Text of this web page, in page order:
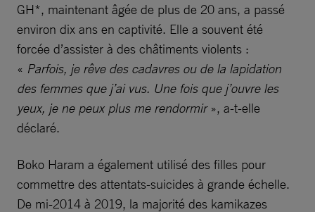
GH*, maintenant âgée de plus de 20 ans, a passé
environ dix ans en captivité. Elle a souvent été
forcée d’assister à des châtiments violents :
« Parfois, je rêve des cadavres ou de la lapidation
des femmes que j’ai vus. Une fois que j’ouvre les
yeux, je ne peux plus me rendormir», a-t-elle
déclaré.
Boko Haram a également utilisé des filles pour
commettre des attentats-suicides à grande échelle.
De mi-2014 à 2019, la majorité des kamikazes